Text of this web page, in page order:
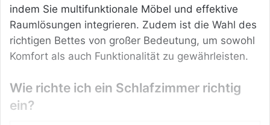
indem Sie multifunktionale Möbel und effektive
Raumlösungen integrieren. Zudem ist die Wahl des
richtigen Bettes von großer Bedeutung, um sowohl
Komfort als auch Funktionalität zu gewährleisten.
Wie richte ich ein Schlafzimmer richtig
ein?